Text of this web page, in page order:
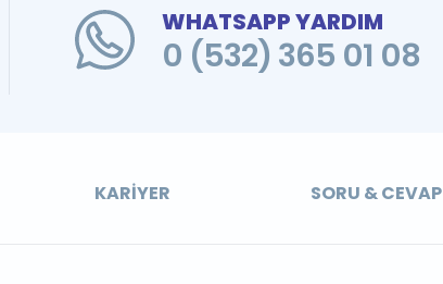
WHATSAPP YARDIM
0 (532) 365 01 08
KARIYER SORU & CEVAP